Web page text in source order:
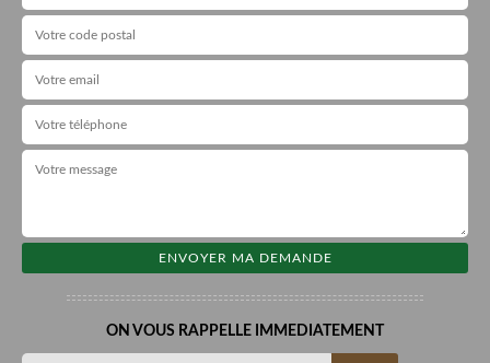
ON VOUS RAPPELLE IMMEDIATEMENT